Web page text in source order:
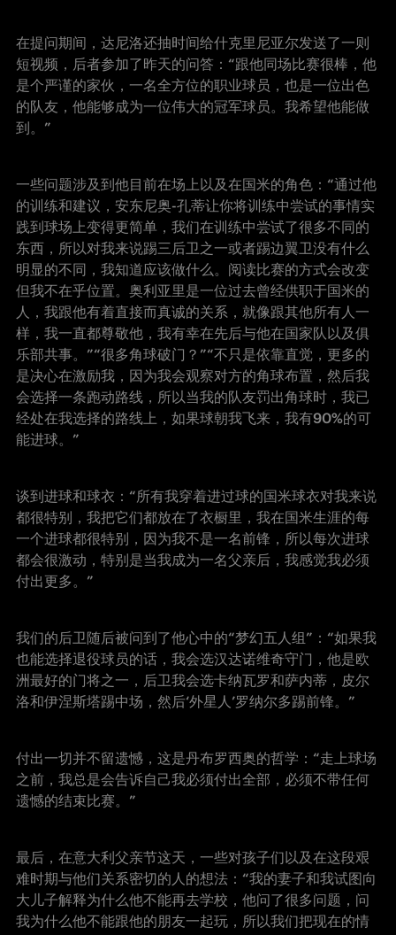
在提问期间，达尼洛还抽时间给什克里尼亚尔发送了一则
短视频，后者参加了昨天的问答：“跟他同场比赛很棒，他
是个严谨的家伙，一名全方位的职业球员，也是一位出色
的队友，他能够成为一位伟大的冠军球员。我希望他能做
到。”
一些问题涉及到他目前在场上以及在国米的角色：“通过他
的训练和建议，安东尼奥-孔蒂让你将训练中尝试的事情实
践到球场上变得更简单，我们在训练中尝试了很多不同的
东西，所以对我来说踢三后卫之一或者踢边翼卫没有什么
明显的不同，我知道应该做什么。阅读比赛的方式会改变
但我不在乎位置。奥利亚里是一位过去曾经供职于国米的
人，我跟他有着直接而真诚的关系，就像跟其他所有人一
样，我一直都尊敬他，我有幸在先后与他在国家队以及俱
乐部共事。 ”“很多角球破门？”“不只是依靠直觉，更多的
是决心在激励我，因为我会观察对方的角球布置，然后我
会选择一条跑动路线，所以当我的队友罚出角球时，我已
经处在我选择的路线上，如果球朝我飞来， 我有90%的可
能进球。 ”
谈到进球和球衣：“所有我穿着进过球的国米球衣对我来说
都很特别，我把它们都放在了衣橱里，我在国米生涯的每
一个进球都很特别，因为我不是一名前锋，所以每次进球
都会很激动，特别是当我成为一名父亲后，我感觉我必须
付出更多。”
我们的后卫随后被问到了他心中的“梦幻五人组”：“如果我
也能选择退役球员的话，我会选汉达诺维奇守门，他是欧
洲最好的门将之一，后卫我会选卡纳瓦罗和萨内蒂，皮尔
洛和伊涅斯塔踢中场，然后‘外星人’罗纳尔多踢前锋。”
付出一切并不留遗憾，这是丹布罗西奥的哲学：“走上球场
之前，我总是会告诉自己我必须付出全部，必须不带任何
遗憾的结束比赛。”
最后，在意大利父亲节这天，一些对孩子们以及在这段艰
难时期与他们关系密切的人的想法：“我的妻子和我试图向
大儿子解释为什么他不能再去学校，他问了很多问题，问
我为什么他不能跟他的朋友一起玩，所以我们把现在的情